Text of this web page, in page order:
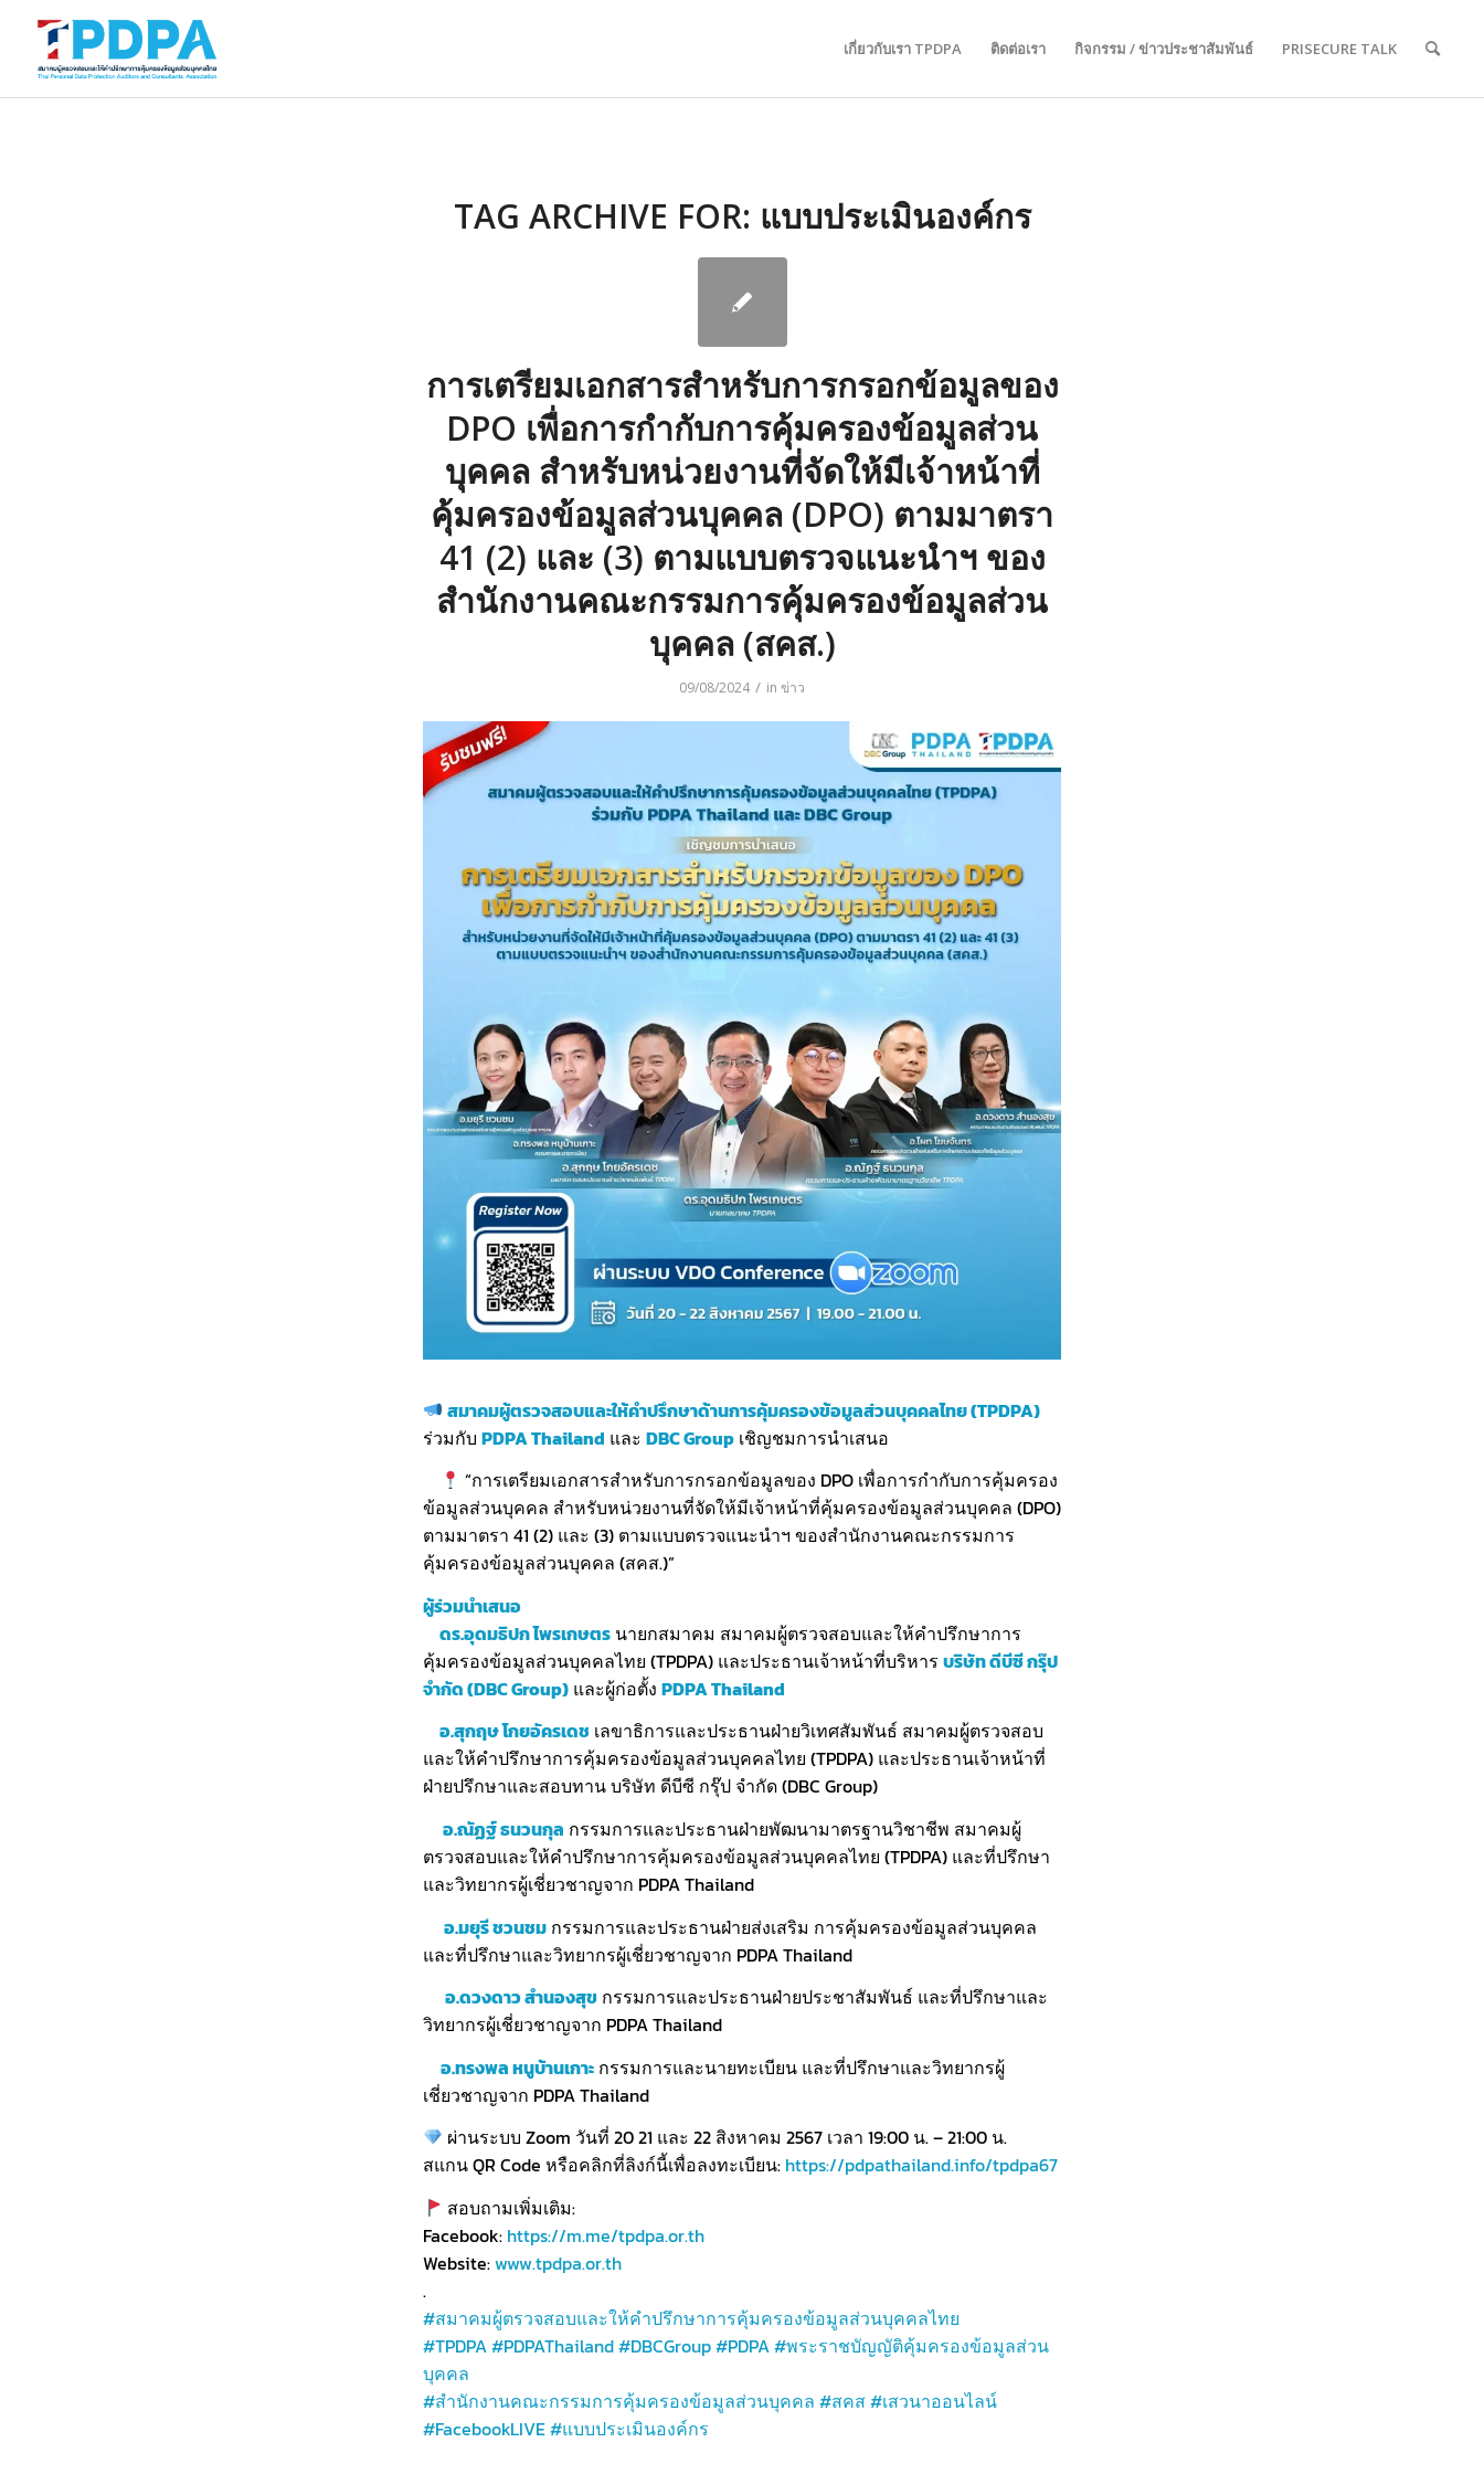
เกี่ยวกับเรา TPDPA ติดต่อเรา กิจกรรม / ข่าวประชาสัมพันธ์ PRISECURE TALK
TAG ARCHIVE FOR: แบบประเมินองค์กร
การเตรียมเอกสารสำหรับการกรอกข้อมูลของ
DPO เพื่อการกำกับการคุ้มครองข้อมูลส่วน
บุคคล สำหรับหน่วยงานที่จัดให้มีเจ้าหน้าที่
คุ้มครองข้อมูลส่วนบุคคล (DPO) ตามมาตรา
41 (2) และ (3) ตามแบบตรวจแนะนำฯ ของ
สำนักงานคณะกรรมการคุ้มครองข้อมูลส่วน
บุคคล (สคส.)
09/08/2024 / in ข่าว
สมาคมผู้ตรวจสอบและให้คำปรึกษาด้านการคุ้มครองข้อมูลส่วนบุคคลไทย (TPDPA)
ร่วมกับ PDPA Thailand และ DBC Group เชิญชมการนำเสนอ
“การเตรียมเอกสารสำหรับการกรอกข้อมูลของ DPO เพื่อการกำกับการคุ้มครอง
ข้อมูลส่วนบุคคล สำหรับหน่วยงานที่จัดให้มีเจ้าหน้าที่คุ้มครองข้อมูลส่วนบุคคล (DPO)
ตามมาตรา 41 (2) และ (3) ตามแบบตรวจแนะนำฯ ของสำนักงานคณะกรรมการ
คุ้มครองข้อมูลส่วนบุคคล (สคส.)”
ผู้ร่วมนำเสนอ
ดร.อุดมธิปก ไพรเกษตร นายกสมาคม สมาคมผู้ตรวจสอบและให้คำปรึกษาการ
คุ้มครองข้อมูลส่วนบุคคลไทย (TPDPA) และประธานเจ้าหน้าที่บริหาร บริษัท ดีบีซี กรุ๊ป
จำกัด (DBC Group) และผู้ก่อตั้ง PDPA Thailand
อ.สุกฤษ โกยอัครเดช เลขาธิการและประธานฝ่ายวิเทศสัมพันธ์ สมาคมผู้ตรวจสอบ
และให้คำปรึกษาการคุ้มครองข้อมูลส่วนบุคคลไทย (TPDPA) และประธานเจ้าหน้าที่
ฝ่ายปรึกษาและสอบทาน บริษัท ดีบีซี กรุ๊ป จำกัด (DBC Group)
อ.ณัฏฐ์ ธนวนกุล กรรมการและประธานฝ่ายพัฒนามาตรฐานวิชาชีพ สมาคมผู้
ตรวจสอบและให้คำปรึกษาการคุ้มครองข้อมูลส่วนบุคคลไทย (TPDPA) และที่ปรึกษา
และวิทยากรผู้เชี่ยวชาญจาก PDPA Thailand
อ.มยุรี ชวนชม กรรมการและประธานฝ่ายส่งเสริม การคุ้มครองข้อมูลส่วนบุคคล
และที่ปรึกษาและวิทยากรผู้เชี่ยวชาญจาก PDPA Thailand
อ.ดวงดาว สำนองสุข กรรมการและประธานฝ่ายประชาสัมพันธ์ และที่ปรึกษาและ
วิทยากรผู้เชี่ยวชาญจาก PDPA Thailand
อ.ทรงพล หนูบ้านเกาะ กรรมการและนายทะเบียน และที่ปรึกษาและวิทยากรผู้
เชี่ยวชาญจาก PDPA Thailand
ผ่านระบบ Zoom วันที่ 20 21 และ 22 สิงหาคม 2567 เวลา 19:00 น. – 21:00 น.
สแกน QR Code หรือคลิกที่ลิงก์นี้เพื่อลงทะเบียน: https://pdpathailand.info/tpdpa67
สอบถามเพิ่มเติม:
Facebook: https://m.me/tpdpa.or.th
Website:www.tpdpa.or.th
.
#สมาคมผู้ตรวจสอบและให้คำปรึกษาการคุ้มครองข้อมูลส่วนบุคคลไทย
#TPDPA#PDPAThailand#DBCGroup#PDPA#พระราชบัญญัติคุ้มครองข้อมูลส่วน
บุคคล
#สำนักงานคณะกรรมการคุ้มครองข้อมูลส่วนบุคคล #สคส#เสวนาออนไลน์
#FacebookLIVE#แบบประเมินองค์กร